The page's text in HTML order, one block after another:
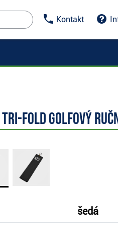
Kontakt
Tri-Fold golfový
šedá